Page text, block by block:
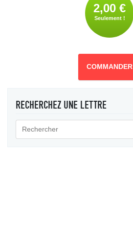
2,00 €
Seulement !
COMMANDER
RECHERCHEZ UNE LETTRE